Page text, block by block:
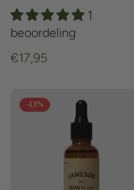
1
beoordeling
Normale
€17,95
-13%